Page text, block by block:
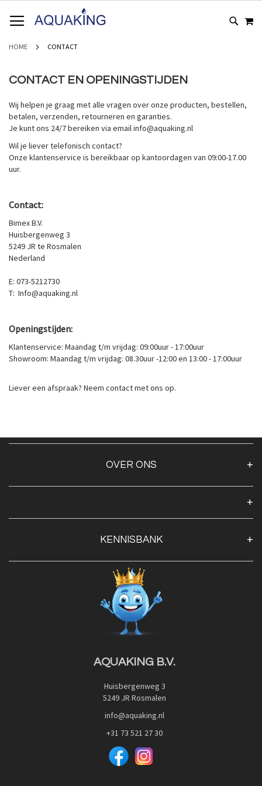
NAAR
DE
HOME CONTACT
CONTACT EN OPENINGSTIJDEN
Wij helpen je graag met alle vragen over onze producten, bestellen,
betalen, verzenden, retourneren en garanties.
Je kunt ons 24/7 bereiken via email info@aquaking.nl
Wil je liever telefonisch contact?
Onze klantenservice is bereikbaar op kantoordagen van 09:00-17.00
uur.
Contact:
Bimex B.V.
Huisbergenweg 3
5249 JR te Rosmalen
Nederland
E: 073-5212730
T: Info@aquaking.nl
Openingstijden:
Klantenservice: Maandag t/m vrijdag: 09:00uur - 17:00uur
Showroom: Maandag t/m vrijdag: 08.30uur -12:00 en 13:00 - 17:00uur
Liever een afspraak? Neem contact met ons op.
OVER ONS
Openingstijden
Contact
Privacy Policy
Veilig betalen met:
KENNISBANK
Blog
Advies
Red Label Filter Series
Nishikigoi-Ô
JPD Japan Pet Design
AQUAKING B.V.
Huisbergenweg 3
5249 JR Rosmalen
info@aquaking.nl
+31 73 521 27 30